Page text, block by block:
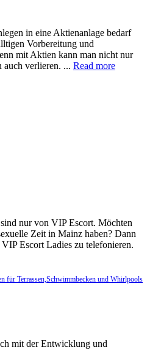
nur von VIP Escort. Möchten
Zeit in Mainz haben? Dann
Escort Ladies zu telefonieren.
für Terrassen,Schwimmbecken und Whirlpools
mit der Entwicklung und
in eine Aktienanlage bedarf
Vorbereitung und
mit Aktien kann man nicht nur
auch verlieren. ... Read more